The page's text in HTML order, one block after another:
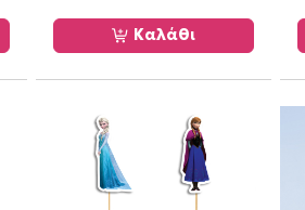
Καλάθι